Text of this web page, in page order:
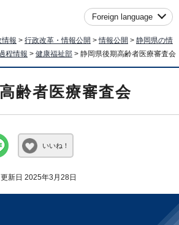
Foreign language
情報 > 行政改革・情報公開 >情報公開 > 静岡県の情
程情報 > 健康福祉部 > 静岡県後期高齢者医療審査会
齢者医療審査会
いいね！
新日 2025年3月28日